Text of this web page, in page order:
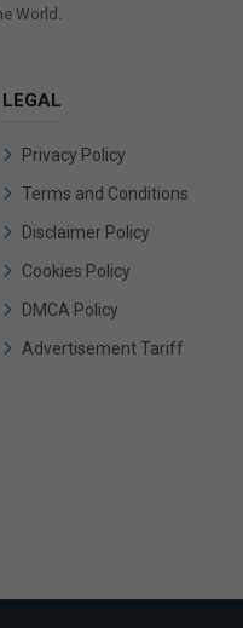
World.
LEGAL
Privacy Policy
Terms and Conditions
Disclaimer Policy
Cookies Policy
DMCA Policy
Advertisement Tariff